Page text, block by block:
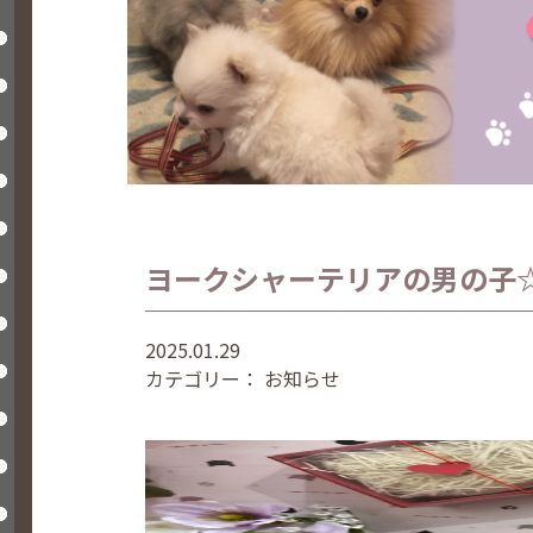
ヨークシャーテリアの男の
2025.01.29
カテゴリー： お知らせ